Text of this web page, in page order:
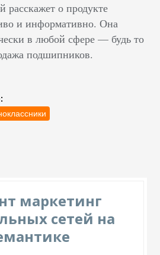
расскажет о продукте
и информативно. Она
в любой сфере — будь то
подшипников.
маркетинг
сетей на